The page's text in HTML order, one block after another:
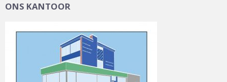
ONS KANTOOR